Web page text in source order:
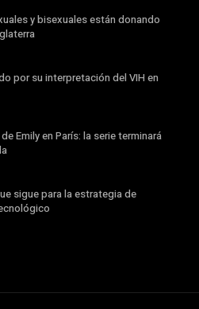
y bisexuales están donando
por su interpretación del VIH en
Emily en París: la serie terminará
sigue para la estrategia de